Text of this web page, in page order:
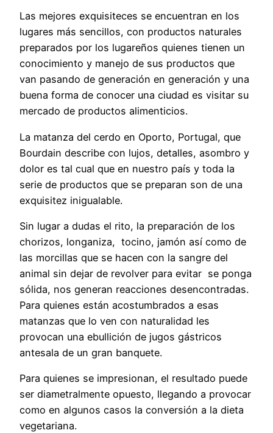
Las mejores exquisiteces se encuentran en los
lugares más sencillos, con productos naturales
preparados por los lugareños quienes tienen un
conocimiento y manejo de sus productos que
van pasando de generación en generación y una
buena forma de conocer una ciudad es visitar su
mercado de productos alimenticios.
La matanza del cerdo en Oporto, Portugal, que
Bourdain describe con lujos, detalles, asombro y
dolor es tal cual que en nuestro país y toda la
serie de productos que se preparan son de una
exquisitez inigualable.
Sin lugar a dudas el rito, la preparación de los
chorizos, longaniza, tocino, jamón así como de
las morcillas que se hacen con la sangre del
animal sin dejar de revolver para evitar se ponga
sólida, nos generan reacciones desencontradas.
Para quienes están acostumbrados a esas
matanzas que lo ven con naturalidad les
provocan una ebullición de jugos gástricos
antesala de un gran banquete.
Para quienes se impresionan, el resultado puede
ser diametralmente opuesto, llegando a provocar
como en algunos casos la conversión a la dieta
vegetariana.